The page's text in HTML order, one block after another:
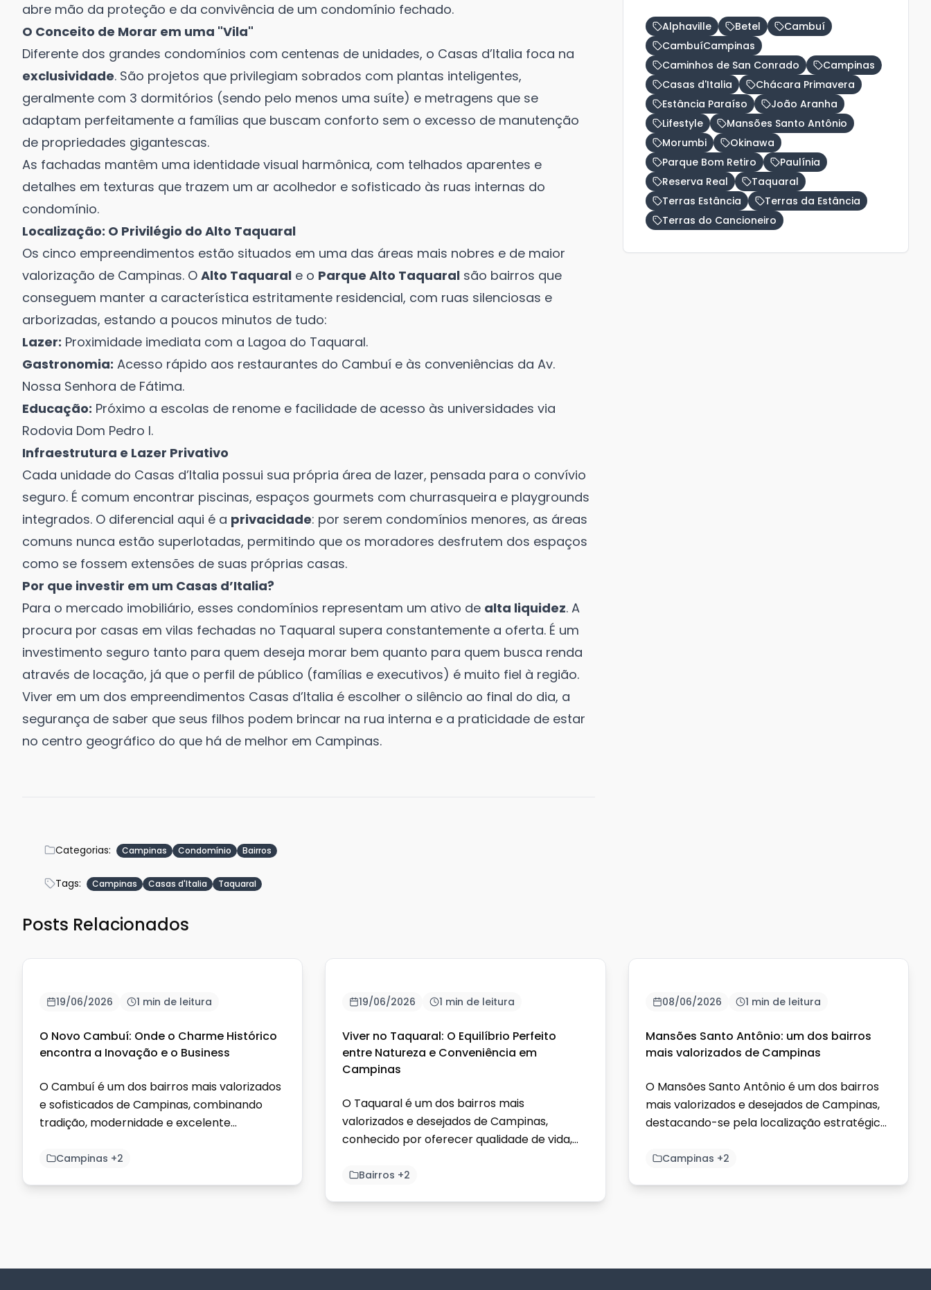
abre mão da proteção e da convivência de um condomínio fechado.
O Conceito de Morar em uma "Vila"
Diferente dos grandes condomínios com centenas de unidades, o Casas d’Italia foca na
exclusividade. São projetos que privilegiam sobrados com plantas inteligentes,
geralmente com 3 dormitórios (sendo pelo menos uma suíte) e metragens que se
adaptam perfeitamente a famílias que buscam conforto sem o excesso de manutenção
de propriedades gigantescas.
As fachadas mantêm uma identidade visual harmônica, com telhados aparentes e
detalhes em texturas que trazem um ar acolhedor e sofisticado às ruas internas do
condomínio.
Localização: O Privilégio do Alto Taquaral
Os cinco empreendimentos estão situados em uma das áreas mais nobres e de maior
valorização de Campinas. O Alto Taquaral e o Parque Alto Taquaral são bairros que
conseguem manter a característica estritamente residencial, com ruas silenciosas e
arborizadas, estando a poucos minutos de tudo:
Lazer: Proximidade imediata com a Lagoa do Taquaral.
Gastronomia: Acesso rápido aos restaurantes do Cambuí e às conveniências da Av.
Nossa Senhora de Fátima.
Educação: Próximo a escolas de renome e facilidade de acesso às universidades via
Rodovia Dom Pedro I.
Infraestrutura e Lazer Privativo
Cada unidade do Casas d’Italia possui sua própria área de lazer, pensada para o convívio
seguro. É comum encontrar piscinas, espaços gourmets com churrasqueira e playgrounds
integrados. O diferencial aqui é a privacidade: por serem condomínios menores, as áreas
comuns nunca estão superlotadas, permitindo que os moradores desfrutem dos espaços
como se fossem extensões de suas próprias casas.
Por que investir em um Casas d’Italia?
Para o mercado imobiliário, esses condomínios representam um ativo de alta liquidez. A
procura por casas em vilas fechadas no Taquaral supera constantemente a oferta. É um
investimento seguro tanto para quem deseja morar bem quanto para quem busca renda
através de locação, já que o perfil de público (famílias e executivos) é muito fiel à região.
Viver em um dos empreendimentos Casas d’Italia é escolher o silêncio ao final do dia, a
segurança de saber que seus filhos podem brincar na rua interna e a praticidade de estar
no centro geográfico do que há de melhor em Campinas.
Categorias: Campinas Condomínio Bairros
Tags: Campinas Casas d'Italia Taquaral
Alphaville Betel
Cambuí
CambuíCampinas
Caminhos de San Conrado
Campinas
Casas d'Italia
Chácara Primavera
Estância Paraíso
João Aranha
Lifestyle
Mansões Santo Antônio
Morumbi
Okinawa
Parque Bom Retiro
Paulínia
Reserva Real
Taquaral
Terras Estância
Terras da Estância
Terras do Cancioneiro
Posts Relacionados
19/06/2026 1 min de leitura
O Novo Cambuí: Onde o Charme Histórico
encontra a Inovação e o Business
O Cambuí é um dos bairros mais valorizados
e sofisticados de Campinas, combinando
tradição, modernidade e excelente
Campinas +2
19/06/2026 1 min de leitura
Viver no Taquaral: O Equilíbrio Perfeito
entre Natureza e Conveniência em
Campinas
O Taquaral é um dos bairros mais
valorizados e desejados de Campinas,
conhecido por oferecer qualidade de vida,
Bairros +2
08/06/2026 1 min de leitura
Mansões Santo Antônio: um dos bairros
mais valorizados de Campinas
O Mansões Santo Antônio é um dos bairros
mais valorizados e desejados de Campinas,
destacando-se pela localização estratégica,
Campinas +2